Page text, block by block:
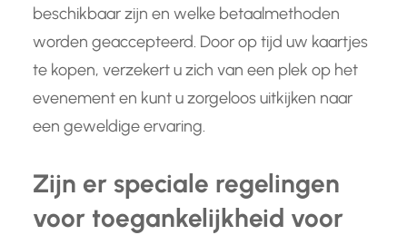
beschikbaar zijn en welke betaalmethoden
worden geaccepteerd. Door op tijd uw kaartjes
te kopen, verzekert u zich van een plek op het
evenement en kunt u zorgeloos uitkijken naar
een geweldige ervaring.
Zijn er speciale regelingen
voor toegankelijkheid voor